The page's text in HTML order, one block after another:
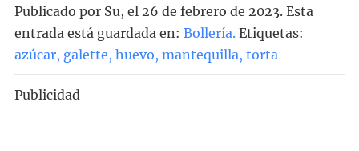
Publicado por Su, el 26 de febrero de 2023. Esta
entrada está guardada en: Bollería. Etiquetas:
azúcar, galette, huevo, mantequilla, torta
Publicidad